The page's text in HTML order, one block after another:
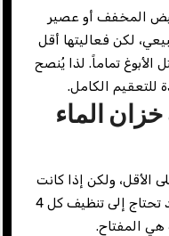
المخفف أو عصير
لكن فعاليتها أقل
الأبوغ تماماً. لذا يُنصح
للتعقيم الكامل.
الماء
كل 6 أشهر على الأقل، ولكن إذا كانت
منطقتك حارة أو معرضة للغبار، فقد تحتاج إلى تنظيف كل 4
هي المفتاح.